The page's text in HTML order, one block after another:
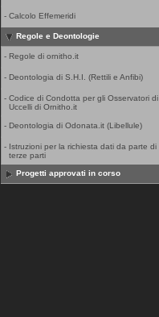
- Calcolo Effemeridi
Regole e Deontologie
- Regole di ornitho.it
- Deontologia di S.H.I. (Rettili e Anfibi)
- Codice di Condotta per gli Osservatori di
Uccelli di Ornitho.it
- Deontologia di Odonata.it (Libellule)
- Istruzioni per la richiesta dati da parte di
terze parti
Progetti approvati in corso